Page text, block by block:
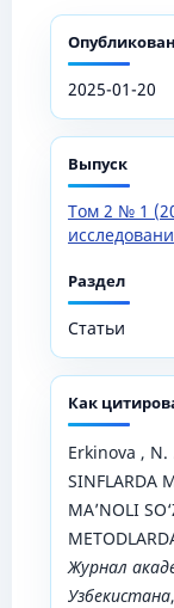
Опубликован
2025-01-20
Выпуск
Том 2 № 1
Раздел
Статьи
Как
Erkinova , N.
SINFLARDA
MA’NOLI
Журнал
Узбекистана,